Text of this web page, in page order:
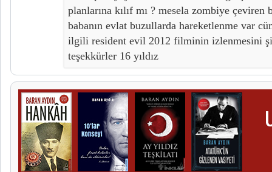
planlarına kılıf mı ? mesela zombiye çeviren
babanın evlat buzullarda hareketlenme var
ilgili resident evil 2012 filminin izlenmesini
teşekkürler 16 yıldız